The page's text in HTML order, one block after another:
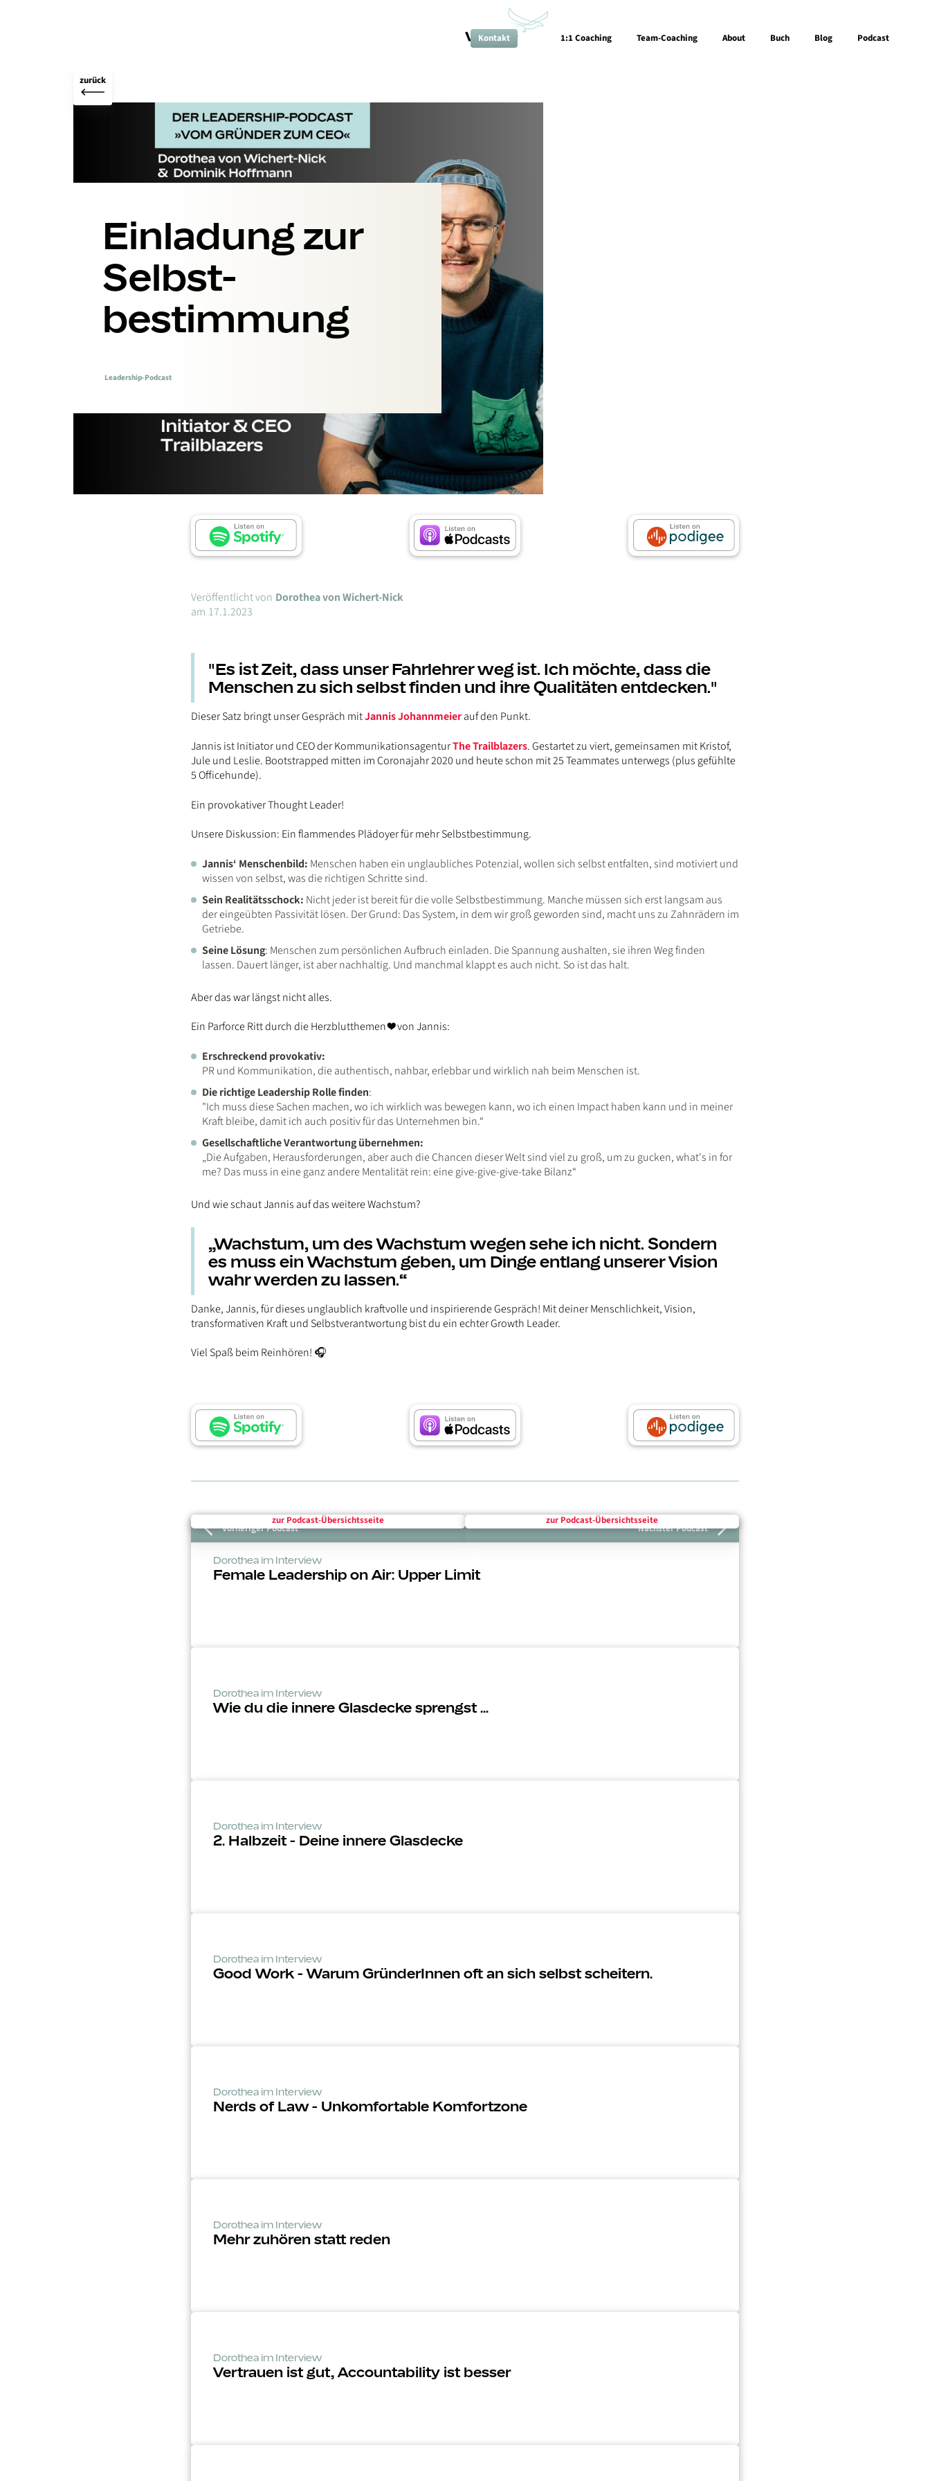
1:1 Coaching Team-Coaching About Buch Blog Podcast
Kontakt
zurück
Einladung zur
Selbst­
bestimmung
Leadership-Podcast
Veröffentlicht von Dorothea von Wichert-Nick
am 17.1.2023
"Es ist Zeit, dass unser Fahrlehrer weg ist. Ich möchte, dass die
Menschen zu sich selbst finden und ihre Qualitäten entdecken."
Dieser Satz bringt unser Gespräch mitJannis Johannmeierauf den Punkt.
Jannis ist Initiator und CEO der KommunikationsagenturThe Trailblazers. Gestartet zu viert, gemeinsamen mit Kristof,
Jule und Leslie. Bootstrapped mitten im Coronajahr 2020 und heute schon mit 25 Teammates unterwegs (plus gefühlte
5 Officehunde).
Ein provokativer Thought Leader!
Unsere Diskussion: Ein flammendes Plädoyer für mehr Selbstbestimmung.
Jannis‘ Menschenbild: Menschen haben ein unglaubliches Potenzial, wollen sich selbst entfalten, sind motiviert und
wissen von selbst, was die richtigen Schritte sind.
Sein Realitätsschock: Nicht jeder ist bereit für die volle Selbstbestimmung. Manche müssen sich erst langsam aus
der eingeübten Passivität lösen. Der Grund: Das System, in dem wir groß geworden sind, macht uns zu Zahnrädern im
Getriebe.
Seine Lösung: Menschen zum persönlichen Aufbruch einladen. Die Spannung aushalten, sie ihren Weg finden
lassen. Dauert länger, ist aber nachhaltig. Und manchmal klappt es auch nicht. So ist das halt.
Aber das war längst nicht alles.
Ein Parforce Ritt durch die Herzblutthemen ❤️ von Jannis:
Erschreckend provokativ:
PR und Kommunikation, die authentisch, nahbar, erlebbar und wirklich nah beim Menschen ist.
Die richtige Leadership Rolle finden:
"Ich muss diese Sachen machen, wo ich wirklich was bewegen kann, wo ich einen Impact haben kann und in meiner
Kraft bleibe, damit ich auch positiv für das Unternehmen bin.“
Gesellschaftliche Verantwortung übernehmen:
„Die Aufgaben, Herausforderungen, aber auch die Chancen dieser Welt sind viel zu groß, um zu gucken, what's in for
me? Das muss in eine ganz andere Mentalität rein: eine give-give-give-take Bilanz“
Und wie schaut Jannis auf das weitere Wachstum?
„Wachstum, um des Wachstum wegen sehe ich nicht. Sondern
es muss ein Wachstum geben, um Dinge entlang unserer Vision
wahr werden zu lassen.“
Danke, Jannis, für dieses unglaublich kraftvolle und inspirierende Gespräch! Mit deiner Menschlichkeit, Vision,
transformativen Kraft und Selbstverantwortung bist du ein echter Growth Leader.
Viel Spaß beim Reinhören! 🎧
zur Podcast-Über­sichts­seite
Vorheriger Podcast
zur Podcast-Über­sichts­seite
Nächster Podcast
Dorothea im Interview
Female Leadership on Air: Upper Limit
Dorothea im Interview
Wie du die innere Glasdecke sprengst ...
Dorothea im Interview
2. Halbzeit - Deine innere Glasdecke
Dorothea im Interview
Good Work - Warum Grün­derInnen oft an sich selbst scheitern.
Dorothea im Interview
Nerds of Law - Unkomfortable Komfortzone
Dorothea im Interview
Mehr zuhören statt reden
Dorothea im Interview
Vertrauen ist gut, Accounta­bility ist besser